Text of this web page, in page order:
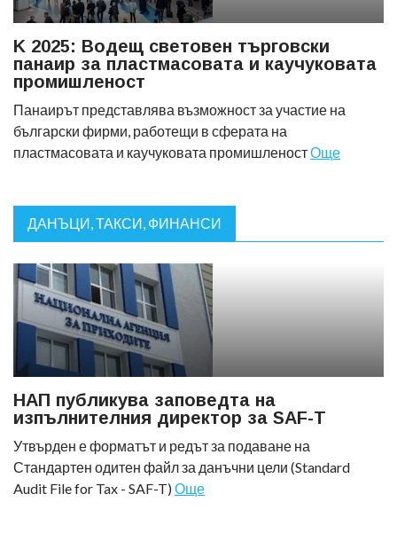
K 2025: Водещ световен търговски
панаир за пластмасовата и каучуковата
промишленост
Панаирът представлява възможност за участие на
български фирми, работещи в сферата на
пластмасовата и каучуковата промишленостОще
ДАНЪЦИ, ТАКСИ, ФИНАНСИ
НАП публикува заповедта на
изпълнителния директор за SAF-T
Утвърден е форматът и редът за подаване на
Стандартен одитен файл за данъчни цели (Standard
Audit File for Tax - SAF-T) Още